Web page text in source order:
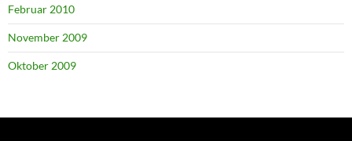
Februar 2010
November 2009
Oktober 2009